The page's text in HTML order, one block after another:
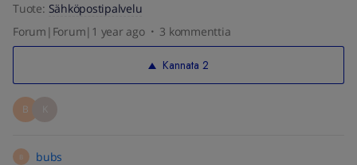
Tuote: Sähköpostipalvelu
Forum|Forum|1 year ago
3 kommenttia
Kannata 2
B
B bubs